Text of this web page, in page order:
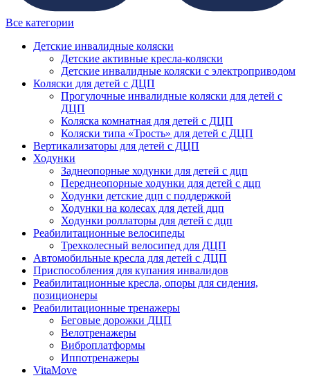
Все категории
Детские инвалидные коляски
Детские активные кресла-коляски
Детские инвалидные коляски с электроприводом
Коляски для детей с ДЦП
Прогулочные инвалидные коляски для детей с
ДЦП
Коляска комнатная для детей с ДЦП
Коляски типа «Трость» для детей с ДЦП
Вертикализаторы для детей с ДЦП
Ходунки
Заднеопорные ходунки для детей с дцп
Переднеопорные ходунки для детей с дцп
Ходунки детские дцп с поддержкой
Ходунки на колесах для детей дцп
Ходунки роллаторы для детей с дцп
Реабилитационные велосипеды
Трехколесный велосипед для ДЦП
Автомобильные кресла для детей с ДЦП
Приспособления для купания инвалидов
Реабилитационные кресла, опоры для сидения,
позиционеры
Реабилитационные тренажеры
Беговые дорожки ДЦП
Велотренажеры
Виброплатформы
Иппотренажеры
VitaMove